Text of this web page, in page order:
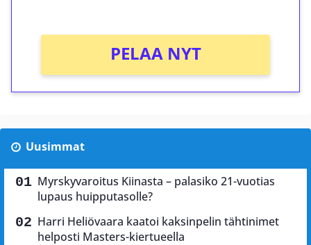
PELAA NYT
Uusimmat
Myrskyvaroitus Kiinasta – palasiko 21-vuotias
lupaus huipputasolle?
Harri Heliövaara kaatoi kaksinpelin tähtinimet
helposti Masters-kiertueella